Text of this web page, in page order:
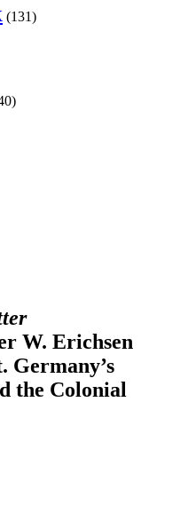
(131)
W. Erichsen
Germany’s
the Colonial